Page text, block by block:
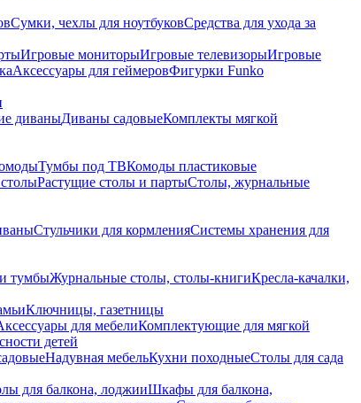
Сумки, чехлы для ноутбуковСредства для ухода за
Игровые мониторыИгровые телевизорыИгровые
Аксессуары для геймеровФигурки Funko
диваныДиваны садовыеКомплекты мягкой
Тумбы под ТВКомоды пластиковые
Растущие столы и партыСтолы, журнальные
Стульчики для кормленияСистемы хранения для
тумбыЖурнальные столы, столы-книгиКресла-качалки,
Ключницы, газетницы
для мебелиКомплектующие для мягкой
детей
Надувная мебельКухни походныеСтолы для сада
для балкона, лоджииШкафы для балкона,